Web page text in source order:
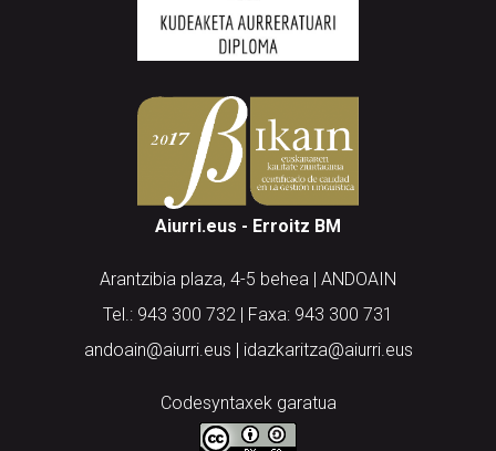
Aiurri.eus - Erroitz BM
Arantzibia plaza, 4-5 behea | ANDOAIN
Tel.: 943 300 732 | Faxa: 943 300 731
andoain@aiurri.eus | idazkaritza@aiurri.eus
Codesyntaxek garatua